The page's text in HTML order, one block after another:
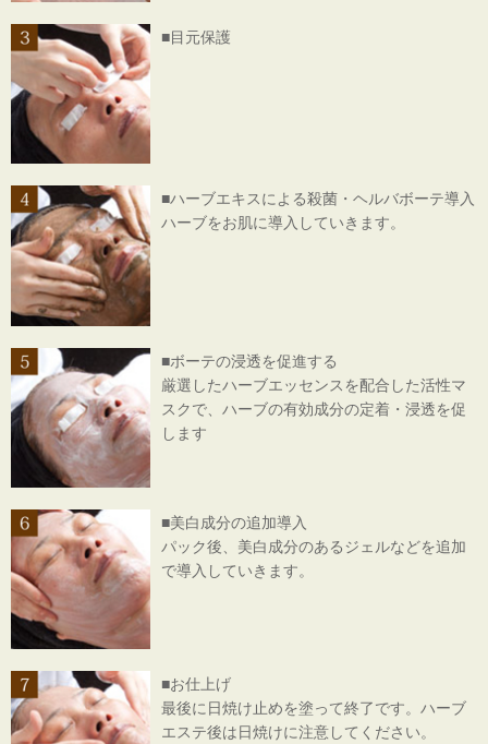
■目元保護
■ハーブエキスによる殺菌・ヘルバボーテ導入
ハーブをお肌に導入していきます。
■ボーテの浸透を促進する
厳選したハーブエッセンスを配合した活性マ
スクで、ハーブの有効成分の定着・浸透を促
します
■美白成分の追加導入
パック後、美白成分のあるジェルなどを追加
で導入していきます。
■お仕上げ
最後に日焼け止めを塗って終了です。ハーブ
エステ後は日焼けに注意してください。